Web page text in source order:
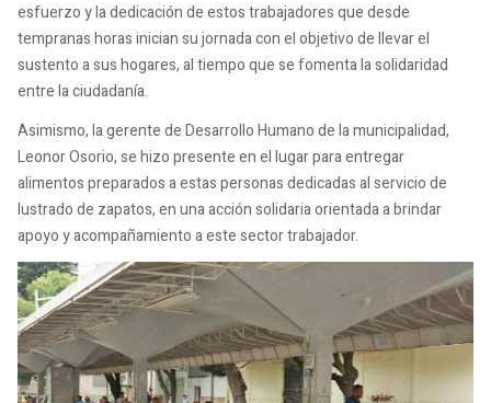
esfuerzo y la dedicación de estos trabajadores que desde
tempranas horas inician su jornada con el objetivo de llevar el
sustento a sus hogares, al tiempo que se fomenta la solidaridad
entre la ciudadanía.
Asimismo, la gerente de Desarrollo Humano de la municipalidad,
Leonor Osorio, se hizo presente en el lugar para entregar
alimentos preparados a estas personas dedicadas al servicio de
lustrado de zapatos, en una acción solidaria orientada a brindar
apoyo y acompañamiento a este sector trabajador.